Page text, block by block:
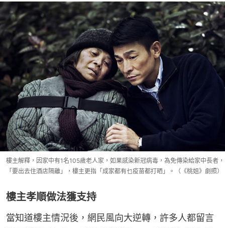
樓主解釋，因家中有1名105歲老人家，如果感染新冠病毒，為免傳染給家中長者，
「要出去住酒店隔離」，樓主更指「成家都有乜疫苗都打晒」。（《桃姐》劇照）
樓主孝順做法獲支持
當知道樓主情況後，網民風向大逆轉，許多人都留言